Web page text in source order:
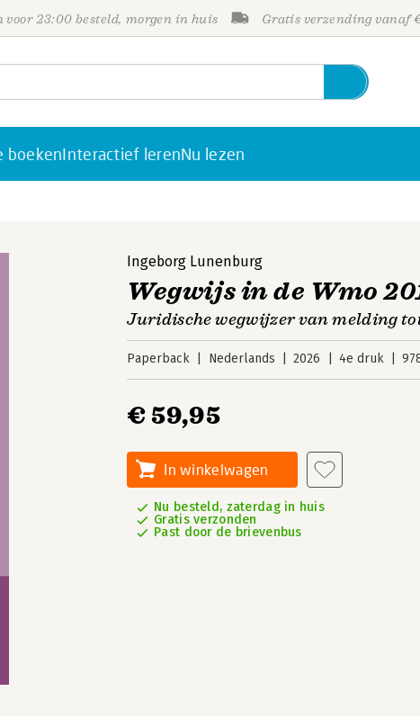
voor 23:00 besteld, morgen in huis Gratis verzending vanaf
boekenInteractief lerenNu lezen
Ingeborg Lunenburg
Wegwijs in de Wmo
Juridische wegwijzer van melding
Paperback Nederlands 2026 4e druk
€ 59,95
In winkelwagen
Nu besteld, zaterdag in huis
Gratis verzonden
Past door de brievenbus